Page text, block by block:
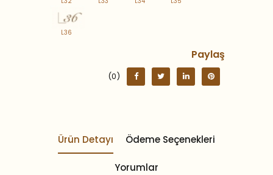
L36
Paylaş
(0)
Ürün Detayı Ödeme Seçenekleri
Yorumlar